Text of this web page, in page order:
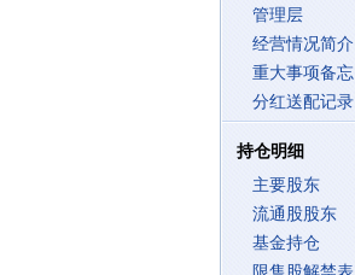
管理层
经营情况简介
重大事项备忘
分红送配记录
持仓明细
主要股东
流通股股东
基金持仓